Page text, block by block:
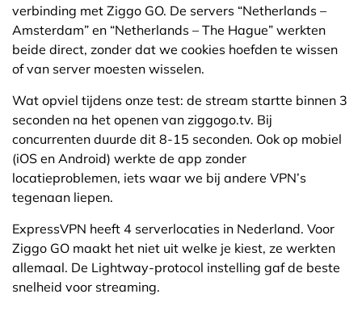
verbinding met Ziggo GO. De servers “Netherlands –
Amsterdam” en “Netherlands – The Hague” werkten
beide direct, zonder dat we cookies hoefden te wissen
of van server moesten wisselen.
Wat opviel tijdens onze test: de stream startte binnen 3
seconden na het openen van ziggogo.tv. Bij
concurrenten duurde dit 8-15 seconden. Ook op mobiel
(iOS en Android) werkte de app zonder
locatieproblemen, iets waar we bij andere VPN’s
tegenaan liepen.
ExpressVPN heeft 4 serverlocaties in Nederland. Voor
Ziggo GO maakt het niet uit welke je kiest, ze werkten
allemaal. De Lightway-protocol instelling gaf de beste
snelheid voor streaming.